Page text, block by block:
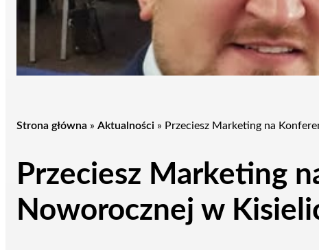
Strona główna » Aktualności » Przeciesz Marketing na
Przeciesz Marketing
Noworocznej w